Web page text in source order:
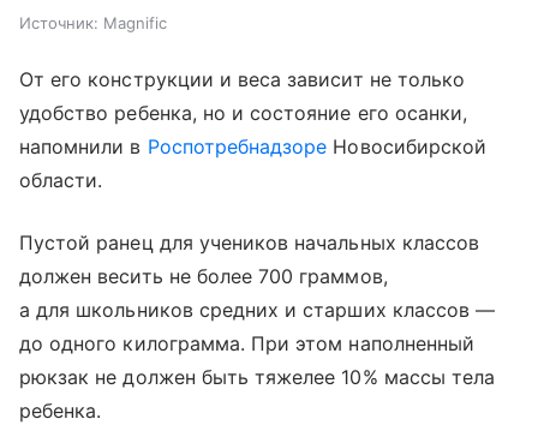
Источник: Magnific
От его конструкции и веса зависит не только
удобство ребенка, но и состояние его осанки,
напомнили в Роспотребнадзоре Новосибирской
области.
Пустой ранец для учеников начальных классов
должен весить не более 700 граммов,
а для школьников средних и старших классов —
до одного килограмма. При этом наполненный
рюкзак не должен быть тяжелее 10% массы тела
ребенка.